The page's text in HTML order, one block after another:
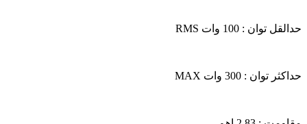
حدالقل توان : 100 وات RMS
حداکثر توان : 300 وات MAX